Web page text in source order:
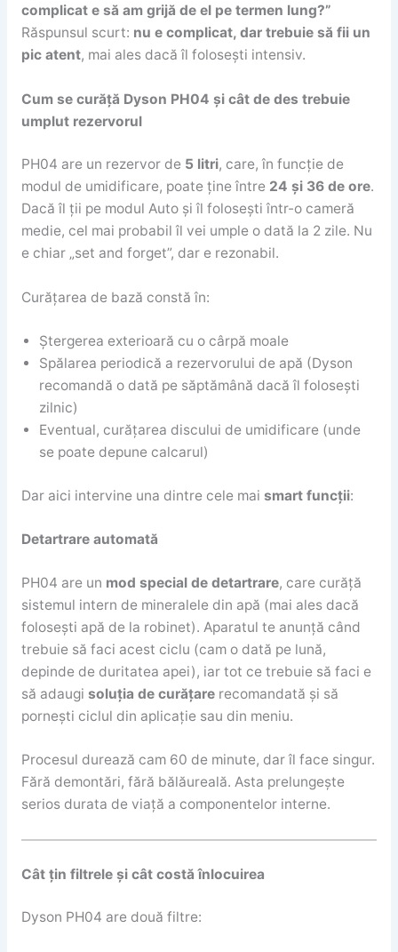
complicat e să am grijă de el pe termen lung?”
Răspunsul scurt: nu e complicat, dar trebuie să fii un
pic atent, mai ales dacă îl folosești intensiv.
Cum se curăță Dyson PH04 și cât de des trebuie
umplut rezervorul
PH04 are un rezervor de 5 litri, care, în funcție de
modul de umidificare, poate ține între 24 și 36 de ore.
Dacă îl ții pe modul Auto și îl folosești într-o cameră
medie, cel mai probabil îl vei umple o dată la 2 zile. Nu
e chiar „set and forget”, dar e rezonabil.
Curățarea de bază constă în:
Ștergerea exterioară cu o cârpă moale
Spălarea periodică a rezervorului de apă (Dyson
recomandă o dată pe săptămână dacă îl folosești
zilnic)
Eventual, curățarea discului de umidificare (unde
se poate depune calcarul)
Dar aici intervine una dintre cele mai smart funcții:
Detartrare automată
PH04 are un mod special de detartrare, care curăță
sistemul intern de mineralele din apă (mai ales dacă
folosești apă de la robinet). Aparatul te anunță când
trebuie să faci acest ciclu (cam o dată pe lună,
depinde de duritatea apei), iar tot ce trebuie să faci e
să adaugi soluția de curățarerecomandată și să
pornești ciclul din aplicație sau din meniu.
Procesul durează cam 60 de minute, dar îl face singur.
Fără demontări, fără bălăureală. Asta prelungește
serios durata de viață a componentelor interne.
Cât țin filtrele și cât costă înlocuirea
Dyson PH04 are două filtre: